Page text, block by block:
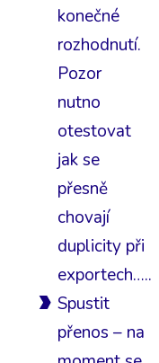
konečné
rozhodnutí.
Pozor
nutno
otestovat
jak se
přesně
chovají
duplicity při
exportech…..
Spustit
přenos – na